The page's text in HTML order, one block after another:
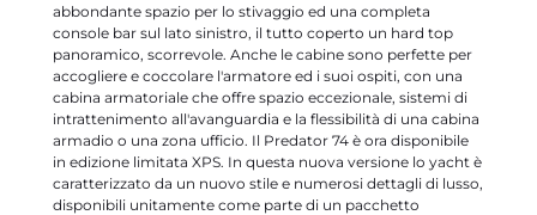
abbondante spazio per lo stivaggio ed una completa
console bar sul lato sinistro, il tutto coperto un hard top
panoramico, scorrevole. Anche le cabine sono perfette per
accogliere e coccolare l'armatore ed i suoi ospiti, con una
cabina armatoriale che offre spazio eccezionale, sistemi di
intrattenimento all'avanguardia e la flessibilità di una cabina
armadio o una zona ufficio. Il Predator 74 è ora disponibile
in edizione limitata XPS. In questa nuova versione lo yacht è
caratterizzato da un nuovo stile e numerosi dettagli di lusso,
disponibili unitamente come parte di un pacchetto